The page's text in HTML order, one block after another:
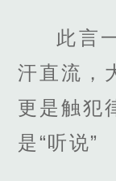
此言
汗直流，
更是触犯
是“听说”